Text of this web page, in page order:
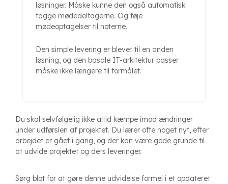
løsninger. Måske kunne den også automatisk
tagge mødedeltagerne. Og føje
mødeoptagelser til noterne.
Den simple levering er blevet til en anden
løsning, og den basale IT-arkitektur passer
måske ikke længere til formålet.
Du skal selvfølgelig ikke altid kæmpe imod ændringer
under udførslen af projektet. Du lærer ofte noget nyt, efter
arbejdet er gået i gang, og der kan være gode grunde til
at udvide projektet og dets leveringer.
Sørg blot for at gøre denne udvidelse formel i et opdateret